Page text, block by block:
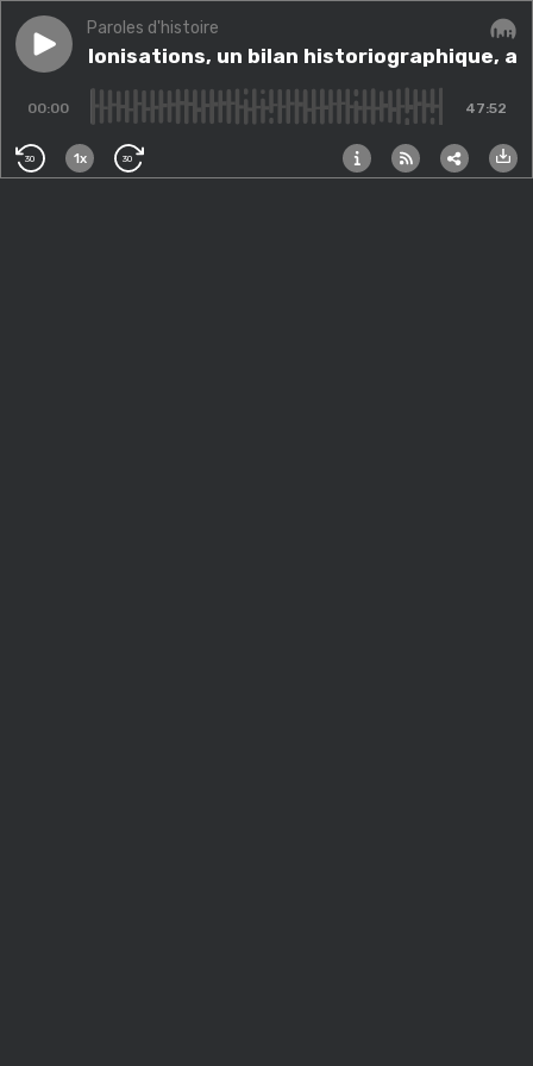
Play episode433. Colonisations, un bilan historiographique, avec
Paroles d'histoire
433. Colonisations, un bilan historiographique,
00:00 47:52
30 1x 30